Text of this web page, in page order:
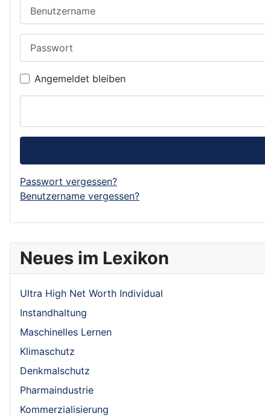
Neues im Lexikon
Ultra High Net Worth Individual
Instandhaltung
Maschinelles Lernen
Klimaschutz
Denkmalschutz
Pharmaindustrie
Kommerzialisierung
Angemeldet bleiben
Passwort vergessen?
Benutzername vergessen?